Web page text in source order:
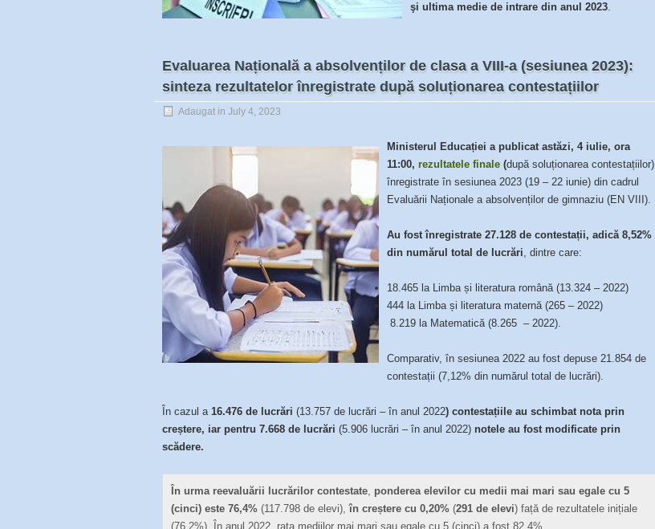
şi ultima medie de intrare din anul 2023.
Evaluarea Națională a absolvenților de clasa a VIII-a (sesiunea 2023):
sinteza rezultatelor înregistrate după soluționarea contestațiilor
Adaugat in July 4, 2023
Ministerul Educației a publicat astăzi, 4 iulie, ora
11:00, rezultatele finale (după soluționarea contestațiilor)
înregistrate în sesiunea 2023 (19 – 22 iunie) din cadrul
Evaluării Naționale a absolvenților de gimnaziu (EN VIII).
Au fost înregistrate 27.128 de contestații, adică 8,52%
din numărul total de lucrări, dintre care:
18.465 la Limba și literatura română (13.324 – 2022)
444 la Limba și literatura maternă (265 – 2022)
8.219 la Matematică (8.265 – 2022).
Comparativ, în sesiunea 2022 au fost depuse 21.854 de
contestații (7,12% din numărul total de lucrări).
În cazul a 16.476 de lucrări (13.757 de lucrări – în anul 2022) contestațiile au schimbat nota prin
creștere, iar pentru 7.668 de lucrări (5.906 lucrări – în anul 2022) notele au fost modificate prin
scădere.
În urma reevaluării lucrărilor contestate, ponderea elevilor cu medii mai mari sau egale cu 5
(cinci) este 76,4% (117.798 de elevi),în creștere cu 0,20% (291 de elevi) față de rezultatele inițiale
(76,2%). În anul 2022, rata mediilor mai mari sau egale cu 5 (cinci) a fost 82,4%.